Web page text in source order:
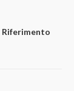
Riferimento